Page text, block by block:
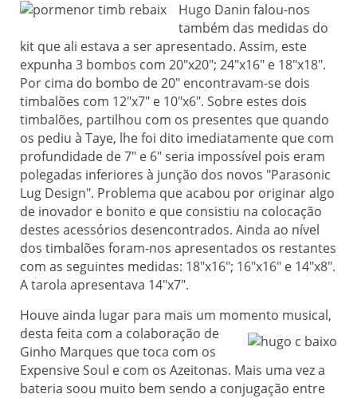
Hugo Danin falou-nos
também das medidas do
kit que ali estava a ser apresentado. Assim, este
expunha 3 bombos com 20"x20"; 24"x16" e 18"x18".
Por cima do bombo de 20" encontravam-se dois
timbalões com 12"x7" e 10"x6". Sobre estes dois
timbalões, partilhou com os presentes que quando
os pediu à Taye, lhe foi dito imediatamente que com
profundidade de 7" e 6" seria impossível pois eram
polegadas inferiores à junção dos novos "Parasonic
Lug Design". Problema que acabou por originar algo
de inovador e bonito e que consistiu na colocação
destes acessórios desencontrados. Ainda ao nível
dos timbalões foram-nos apresentados os restantes
com as seguintes medidas: 18"x16"; 16"x16" e 14"x8".
A tarola apresentava 14"x7".
Houve ainda lugar para mais um momento musical,
desta feita com a colaboração de
Ginho Marques que toca com os
Expensive Soul e com os Azeitonas. Mais uma vez a
bateria soou muito bem sendo a conjugação entre